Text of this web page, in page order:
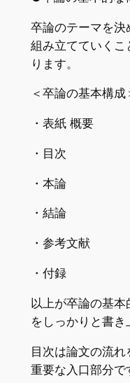
卒論のテーマを
組み立てていく
ります。
＜卒論の基本構成
・表紙 概要
・目次
・本論
・結論
・参考文献
・付録
以上が卒論の基
をしっかりと書き
目次は論文の流
重要な入口部分で